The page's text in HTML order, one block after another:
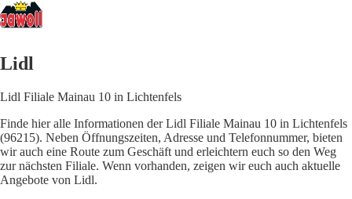
Lidl
Lidl Filiale Mainau 10 in Lichtenfels
Finde hier alle Informationen der Lidl Filiale Mainau 10 in Lichtenfels
(96215). Neben Öffnungszeiten, Adresse und Telefonnummer, bieten
wir auch eine Route zum Geschäft und erleichtern euch so den Weg
zur nächsten Filiale. Wenn vorhanden, zeigen wir euch auch aktuelle
Angebote von Lidl.